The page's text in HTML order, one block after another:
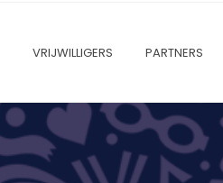
VRIJWILLIGERS PARTNERS